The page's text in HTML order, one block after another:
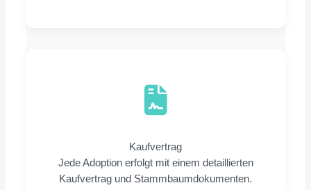
Kaufvertrag
Jede Adoption erfolgt mit einem detaillierten
Kaufvertrag und Stammbaumdokumenten.